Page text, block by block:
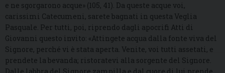
e ne sgorgarono acque» (105, 41). Da queste acque voi,
carissimi Catecumeni, sarete bagnati in questa Veglia
Pasquale. Per tutti, poi, riprendo dagli apocrifi Atti di
Giovanni questo invito: «Attingete acqua dalla fonte viva del
Signore, perché vi è stata aperta. Venite, voi tutti assetati, e
prendete la bevanda; ristoratevi alla sorgente del Signore.